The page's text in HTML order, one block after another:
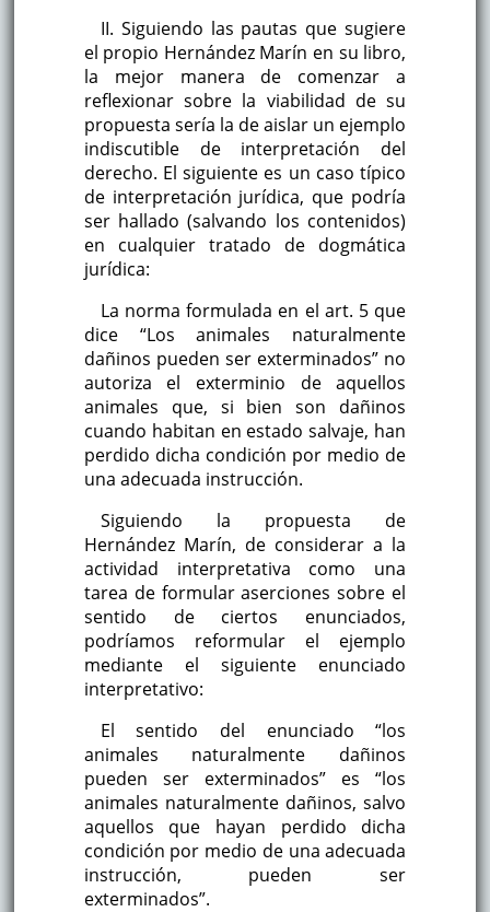
II. Siguiendo las pautas que sugiere
el propio Hernández Marín en su libro,
la mejor manera de comenzar a
reflexionar sobre la viabilidad de su
propuesta sería la de aislar un ejemplo
indiscutible de interpretación del
derecho. El siguiente es un caso típico
de interpretación jurídica, que podría
ser hallado (salvando los contenidos)
en cualquier tratado de dogmática
jurídica:
La norma formulada en el art. 5 que
dice “Los animales naturalmente
dañinos pueden ser exterminados” no
autoriza el exterminio de aquellos
animales que, si bien son dañinos
cuando habitan en estado salvaje, han
perdido dicha condición por medio de
una adecuada instrucción.
Siguiendo la propuesta de
Hernández Marín, de considerar a la
actividad interpretativa como una
tarea de formular aserciones sobre el
sentido de ciertos enunciados,
podríamos reformular el ejemplo
mediante el siguiente enunciado
interpretativo:
El sentido del enunciado “los
animales naturalmente dañinos
pueden ser exterminados” es “los
animales naturalmente dañinos, salvo
aquellos que hayan perdido dicha
condición por medio de una adecuada
instrucción, pueden ser
exterminados”.